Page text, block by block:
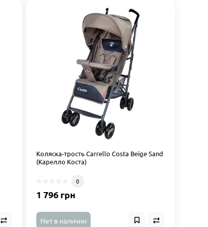
Коляска-трость Carrello Costa Beige Sand
(Карелло Коста)
0
1 796 грн
Нет в наличии